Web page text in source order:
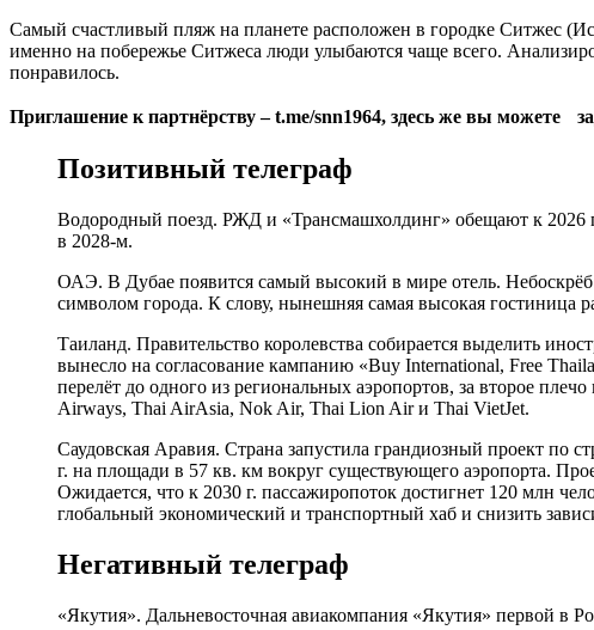
Самый счастливый пляж на планете расположен в городке Ситжес
именно на побережье Ситжеса люди улыбаются чаще всего.
понравилось.
Приглашение к партнёрству – t.me/snn1964, здесь же вы можете
Позитивный телеграф
Водородный поезд. РЖД и «Трансмашхолдинг» обещают к 2026
в 2028-м.
ОАЭ. В Дубае появится самый высокий в мире отель.
символом города. К слову, нынешняя самая высокая гостиница
Таиланд. Правительство королевства собирается выделить
вынесло на согласование кампанию «Buy International, Free
перелёт до одного из региональных аэропортов, за второе
Airways, Thai AirAsia, Nok Air, Thai Lion Air и Thai VietJet.
Саудовская Аравия. Страна запустила грандиозный проект по
г. на площади в 57 кв. км вокруг существующего аэропорта.
Ожидается, что к 2030 г. пассажиропоток достигнет 120 млн
глобальный экономический и транспортный хаб и снизить
Негативный телеграф
«Якутия». Дальневосточная авиакомпания «Якутия» первой в